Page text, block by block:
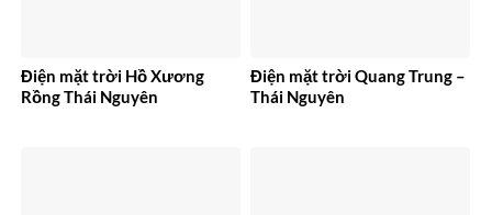
Điện mặt trời Hồ Xương
Rồng Thái Nguyên
Điện mặt trời Quang Trung –
Thái Nguyên